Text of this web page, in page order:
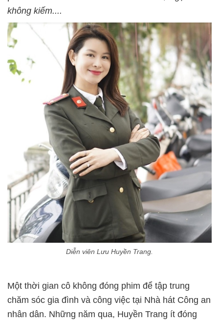
không kiếm....
Diễn viên Lưu Huyền Trang.
Một thời gian cô không đóng phim để tập trung
chăm sóc gia đình và công việc tại Nhà hát Công an
nhân dân. Những năm qua, Huyền Trang ít đóng